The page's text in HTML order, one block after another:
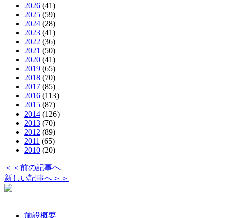
2026 (41)
2025 (59)
2024 (28)
2023 (41)
2022 (36)
2021 (50)
2020 (41)
2019 (65)
2018 (70)
2017 (85)
2016 (113)
2015 (87)
2014 (126)
2013 (70)
2012 (89)
2011 (65)
2010 (20)
＜＜前の記事へ
新しい記事へ＞＞
施設概要